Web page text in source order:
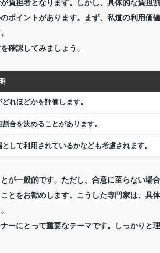
負担者となります。しかし、具体的な負担割
ポイントがあります。まず、私道の利用価値
確認してみましょう。
れほどかを評価します。
合を決めることがあります。
して利用されているかなども考慮されます。
が一般的です。ただし、合意に至らない場合
とをお勧めします。こうした専門家は、具体
ーにとって重要なテーマです。しっかりと理